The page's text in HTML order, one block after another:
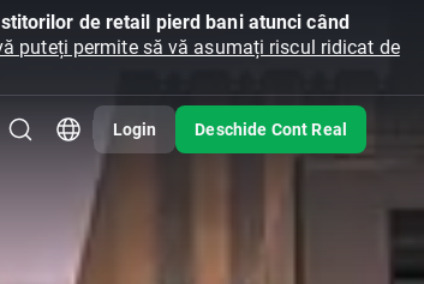
de retail pierd bani atunci când
puteți permite să vă asumați riscul ridicat de
Login Deschide Cont Real